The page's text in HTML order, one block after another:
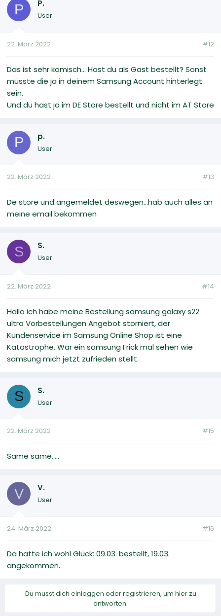
P P.
User
22. März 2022 #12
Das ist sehr komisch... Hast du als Gast bestellt? Sonst
müsste die ja in deinem Samsung Account hinterlegt
sein.
Und du hast ja im DE Store bestellt und nicht im AT Store
P p.
User
22. März 2022 #13
De store und angemeldet deswegen...hab auch alles an
meine email bekommen
S S.
User
22. März 2022 #14
Hallo ich habe meine Bestellung samsung galaxy s22
ultra Vorbestellungen Angebot storniert, der
Kundenservice im Samsung Online Shop ist eine
Katastrophe. War ein samsung Frick mal sehen wie
samsung mich jetzt zufrieden stellt.
S S.
User
22. März 2022 #15
Same same.....
V V.
User
24. März 2022 #16
Da hatte ich wohl Glück: 09.03. bestellt, 19.03.
angekommen.
Du musst dich einloggen oder registrieren, um hier zu
antworten.